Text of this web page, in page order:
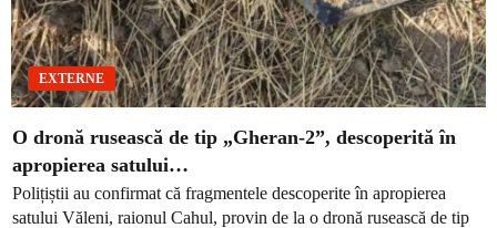
EXTERNE
O dronă rusească de tip „Gheran-2”, descoperită în
apropierea satului…
Polițiștii au confirmat că fragmentele descoperite în apropierea
satului Văleni, raionul Cahul, provin de la o dronă rusească de tip